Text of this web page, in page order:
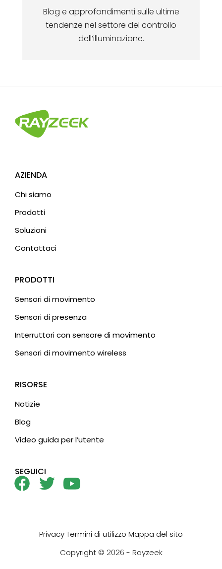
Blog e approfondimenti sulle ultime
tendenze nel settore del controllo
dell’illuminazione.
AZIENDA
Chi siamo
Prodotti
Soluzioni
Contattaci
PRODOTTI
Sensori di movimento
Sensori di presenza
Interruttori con sensore di movimento
Sensori di movimento wireless
RISORSE
Notizie
Blog
Video guida per l’utente
SEGUICI
PrivacyTermini di utilizzo Mappa del sito
Copyright © 2026 - Rayzeek